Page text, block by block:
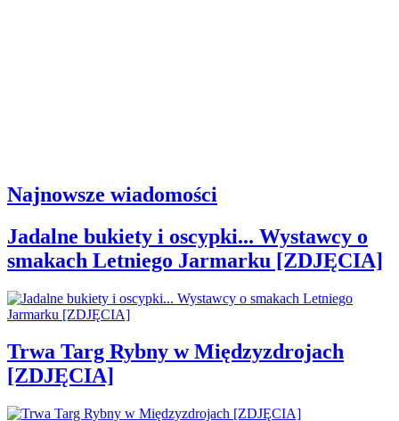
Najnowsze wiadomości
Jadalne bukiety i oscypki... Wystawcy o
smakach Letniego Jarmarku [ZDJĘCIA]
Trwa Targ Rybny w Międzyzdrojach
[ZDJĘCIA]